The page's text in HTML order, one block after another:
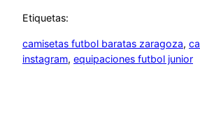
Etiquetas:
camisetas futbol baratas zaragoza,
instagram, equipaciones futbol junior